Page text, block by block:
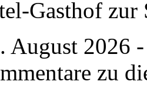
Gasthof zur
August 2026
zu